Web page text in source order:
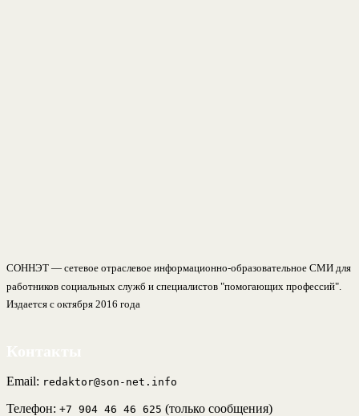
СОННЭТ — сетевое отраслевое информационно-образовательное СМИ для
работников социальных служб и специалистов "помогающих профессий".
Издается с октября 2016 года
Email: redaktor@son-net.info
Телефон: +7 904 46 46 625 (только сообщения)